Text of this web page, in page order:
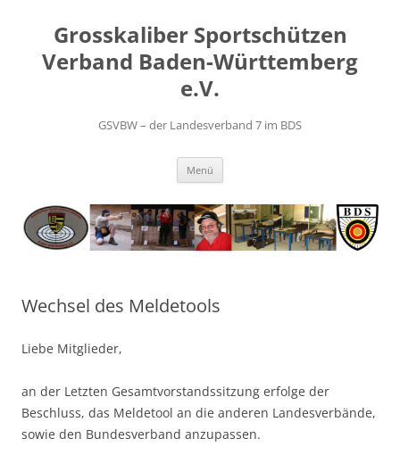
springenGrosskaliber Sportschützen
Verband Baden-Württemberg
e.V.
GSVBW – der Landesverband 7 im BDS
Menü
Wechsel des Meldetools
Liebe Mitglieder,
an der Letzten Gesamtvorstandssitzung erfolge der
Beschluss, das Meldetool an die anderen Landesverbände,
sowie den Bundesverband anzupassen.